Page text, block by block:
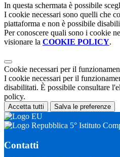
In questa schermata è possibile
I cookie necessari sono quelli che
piattaforma e non è possibile
Per conoscere quali sono i cookie
visionare la COOKIE POLICY.
Cookie necessari per il
I cookie necessari per il
disabilitati. È possibile consultare
policy.
Accetta tutti Salva le preferenze
5° Istituto
Contatti